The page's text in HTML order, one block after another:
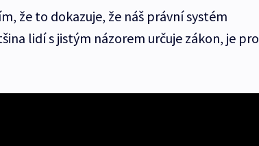
že to dokazuje, že náš právní systém
lidí s jistým názorem určuje zákon, je pro